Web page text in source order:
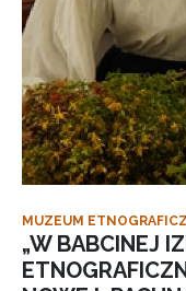
MUZEUM
„W BABCINEJ